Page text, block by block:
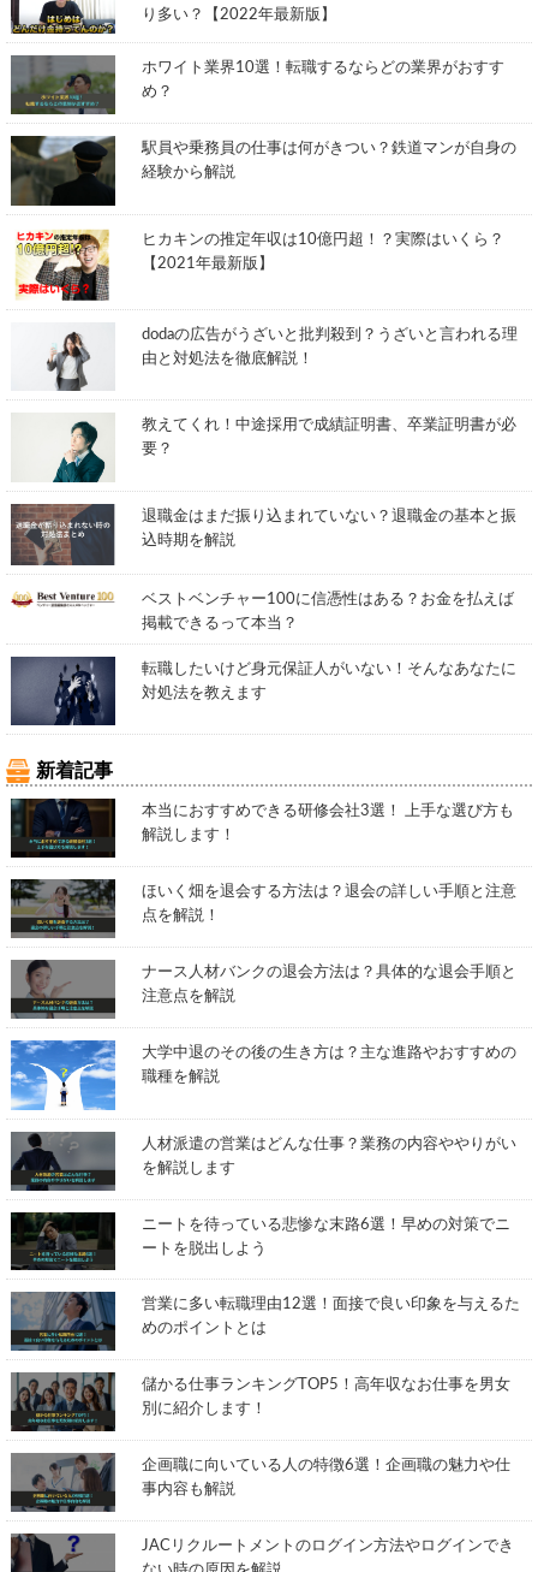
り多い？【2022年最新版】
ホワイト業界10選！転職するならどの業界がおすす
め？
駅員や乗務員の仕事は何がきつい？鉄道マンが自身の
経験から解説
ヒカキンの推定年収は10億円超！？実際はいくら？
【2021年最新版】
dodaの広告がうざいと批判殺到？うざいと言われる理
由と対処法を徹底解説！
教えてくれ！中途採用で成績証明書、卒業証明書が必
要？
退職金はまだ振り込まれていない？退職金の基本と振
込時期を解説
ベストベンチャー100に信憑性はある？お金を払えば
掲載できるって本当？
転職したいけど身元保証人がいない！そんなあなたに
対処法を教えます
新着記事
本当におすすめできる研修会社3選！ 上手な選び方も
解説します！
ほいく畑を退会する方法は？退会の詳しい手順と注意
点を解説！
ナース人材バンクの退会方法は？具体的な退会手順と
注意点を解説
大学中退のその後の生き方は？主な進路やおすすめの
職種を解説
人材派遣の営業はどんな仕事？業務の内容ややりがい
を解説します
ニートを待っている悲惨な末路6選！早めの対策でニ
ートを脱出しよう
営業に多い転職理由12選！面接で良い印象を与えるた
めのポイントとは
儲かる仕事ランキングTOP5！高年収なお仕事を男女
別に紹介します！
企画職に向いている人の特徴6選！企画職の魅力や仕
事内容も解説
JACリクルートメントのログイン方法やログインでき